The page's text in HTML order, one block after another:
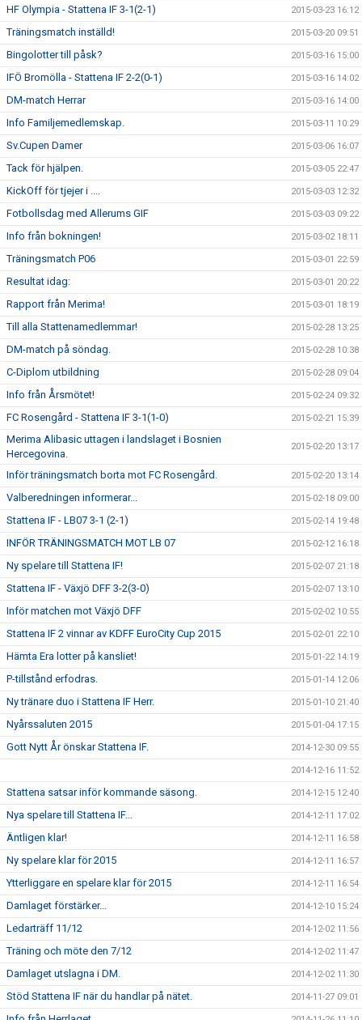
HF Olympia - Stattena IF 3-1(2-1) 2015-03-23 16:12
Träningsmatch inställd! 2015-03-20 09:51
Bingolotter till påsk? 2015-03-16 15:00
IFÖ Bromölla - Stattena IF 2-2(0-1) 2015-03-16 14:02
DM-match Herrar 2015-03-16 14:00
Info Familjemedlemskap. 2015-03-11 10:29
Sv.Cupen Damer 2015-03-06 16:07
Tack för hjälpen. 2015-03-05 22:47
KickOff för tjejer i .... 2015-03-03 12:32
Fotbollsdag med Allerums GIF 2015-03-03 09:22
Info från bokningen! 2015-03-02 18:11
Träningsmatch P06 2015-03-01 22:59
Resultat idag: 2015-03-01 20:22
Rapport från Merima! 2015-03-01 18:19
Till alla Stattenamedlemmar! 2015-02-28 13:25
DM-match på söndag. 2015-02-28 10:38
C-Diplom utbildning 2015-02-28 09:04
Info från Årsmötet! 2015-02-24 09:32
FC Rosengård - Stattena IF 3-1(1-0) 2015-02-21 15:39
Merima Alibasic uttagen i landslaget i Bosnien
Hercegovina.
2015-02-20 13:17
Inför träningsmatch borta mot FC Rosengård. 2015-02-20 13:14
Valberedningen informerar... 2015-02-18 09:00
Stattena IF - LB07 3-1 (2-1) 2015-02-14 19:48
INFÖR TRÄNINGSMATCH MOT LB 07 2015-02-12 16:18
Ny spelare till Stattena IF! 2015-02-07 21:18
Stattena IF - Växjö DFF 3-2(3-0) 2015-02-07 13:10
Inför matchen mot Växjö DFF 2015-02-02 10:55
Stattena IF 2 vinnar av KDFF EuroCity Cup 2015 2015-02-01 22:10
Hämta Era lotter på kansliet! 2015-01-22 14:19
P-tillstånd erfodras. 2015-01-14 12:06
Ny tränare duo i Stattena IF Herr. 2015-01-10 21:40
Nyårssaluten 2015 2015-01-04 17:15
Gott Nytt År önskar Stattena IF. 2014-12-30 09:55
2014-12-16 11:52
Stattena satsar inför kommande säsong. 2014-12-15 12:40
Nya spelare till Stattena IF... 2014-12-11 17:02
Äntligen klar! 2014-12-11 16:58
Ny spelare klar för 2015 2014-12-11 16:57
Ytterliggare en spelare klar för 2015 2014-12-11 16:54
Damlaget förstärker... 2014-12-10 15:24
Ledarträff 11/12 2014-12-02 11:56
Träning och möte den 7/12 2014-12-02 11:47
Damlaget utslagna i DM. 2014-12-02 11:30
Stöd Stattena IF när du handlar på nätet. 2014-11-27 09:01